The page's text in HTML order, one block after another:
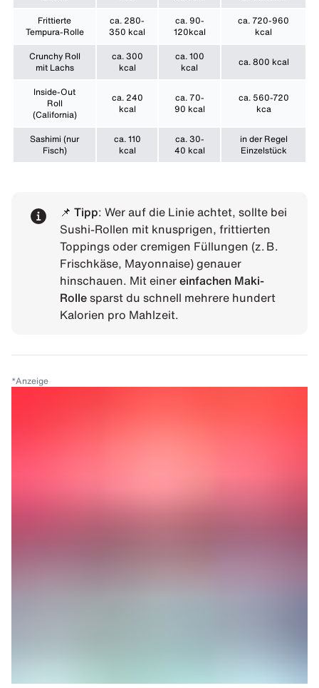
Frittierte
Tempura-Rolle
ca. 280-
350 kcal
ca. 90-
120kcal
ca. 720-960
kcal
Crunchy Roll
mit Lachs
ca. 300
kcal
ca. 100
kcal
ca. 800 kcal
Inside-Out
Roll
(California)
ca. 240
kcal
ca. 70-
90 kcal
ca. 560-720
kca
Sashimi (nur
Fisch)
ca. 110
kcal
ca. 30-
40 kcal
in der Regel
Einzelstück
📌 Tipp: Wer auf die Linie achtet, sollte bei
Sushi-Rollen mit knusprigen, frittierten
Toppings oder cremigen Füllungen (z. B.
Frischkäse, Mayonnaise) genauer
hinschauen. Mit einer einfachen Maki-
Rolle sparst du schnell mehrere hundert
Kalorien pro Mahlzeit.
*Anzeige